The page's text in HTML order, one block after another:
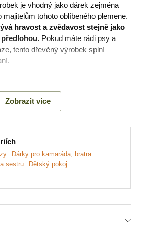
je vhodný jako dárek zejména
tohoto oblíbeného plemene.
hravost a zvědavost stejně jako
Pokud máte rádi psy a
tento dřevěný výrobek splní
dekorace
pejskaře
dekorů
Zobrazit více
Dárky pro kamaráda, bratra
sestru
Dětský pokoj